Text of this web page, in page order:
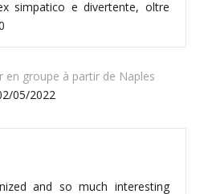
simpatico e divertente, oltre
en groupe à partir de Naples
05/2022
and so much interesting